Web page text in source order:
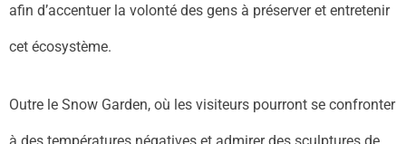
afin d’accentuer la volonté des gens à préserver et entretenir
cet écosystème.
Outre le Snow Garden, où les visiteurs pourront se confronter
à des températures négatives et admirer des sculptures de